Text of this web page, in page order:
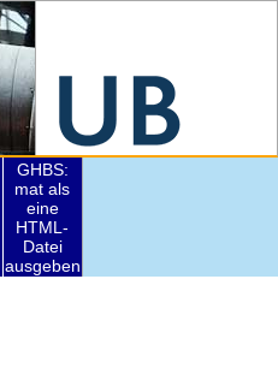
GHBS:
mat als
eine
HTML-
Datei
ausgeben